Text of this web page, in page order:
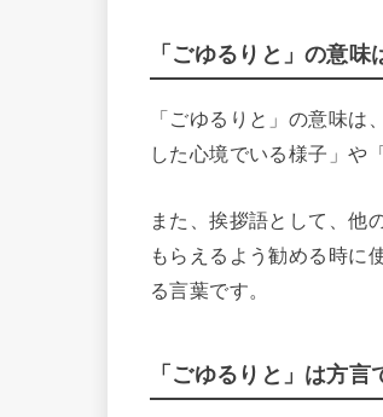
「ごゆるりと」の意
「ごゆるりと」の意味は、
した心境でいる様子」や
また、挨拶語として、他
もらえるよう勧める時に
る言葉です。
「ごゆるりと」は方言